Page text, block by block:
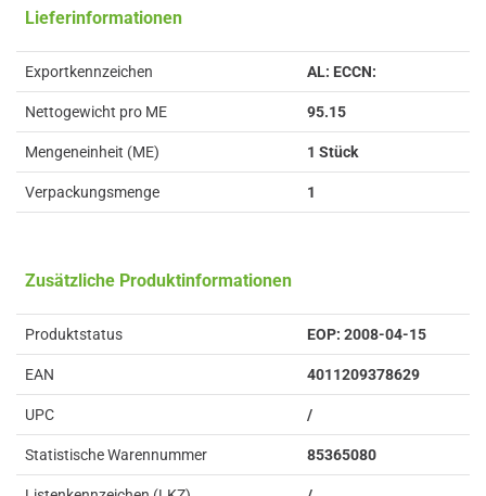
Lieferinformationen
Exportkennzeichen AL: ECCN:
Nettogewicht pro ME 95.15
Mengeneinheit (ME) 1 Stück
Verpackungsmenge 1
Zusätzliche Produktinformationen
Produktstatus EOP: 2008-04-15
EAN 4011209378629
UPC /
Statistische Warennummer 85365080